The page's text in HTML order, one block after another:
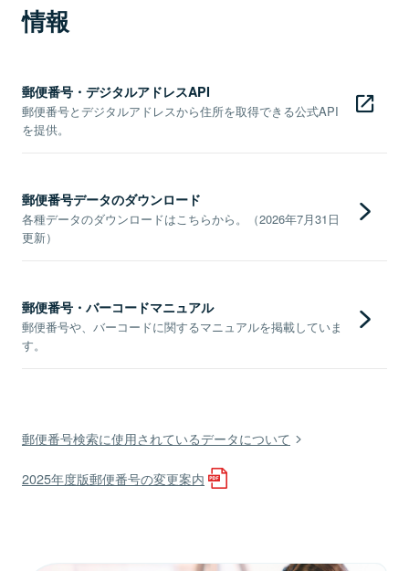
情報
郵便番号・デジタルアドレスAPI
郵便番号とデジタルアドレスから住所を取得できる公式API
を提供。
郵便番号データのダウンロード
各種データのダウンロードはこちらから。（2026年7月31日
更新）
郵便番号・バーコードマニュアル
郵便番号や、バーコードに関するマニュアルを掲載していま
す。
郵便番号検索に使用されているデータについて
2025年度版郵便番号の変更案内